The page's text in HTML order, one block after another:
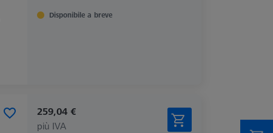
Disponibile a breve
259,04 €
più IVA